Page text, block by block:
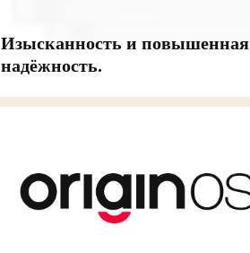
Изысканность и повышенная
надёжность.